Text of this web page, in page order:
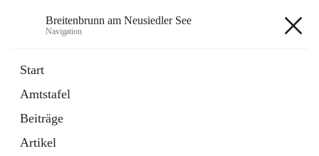
Breitenbrunn am Neusiedler See
Navigation
Start
Amtstafel
Beiträge
Artikel
18 Schnellzugriffe
Gemeindeservice